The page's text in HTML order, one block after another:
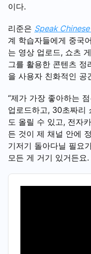
이다.
리준은 Speak
계 학습자들에게 중국
는 영상 업로드, 쇼츠
그를 활용한 콘텐츠 정
을 사용자 친화적인 공
“제가 가장 좋아하는
업로드하고, 30초짜리
도 올릴 수 있고, 전자
든 것이 제 채널 안에
기저기 돌아다닐 필요
모든 게 거기 있거든요